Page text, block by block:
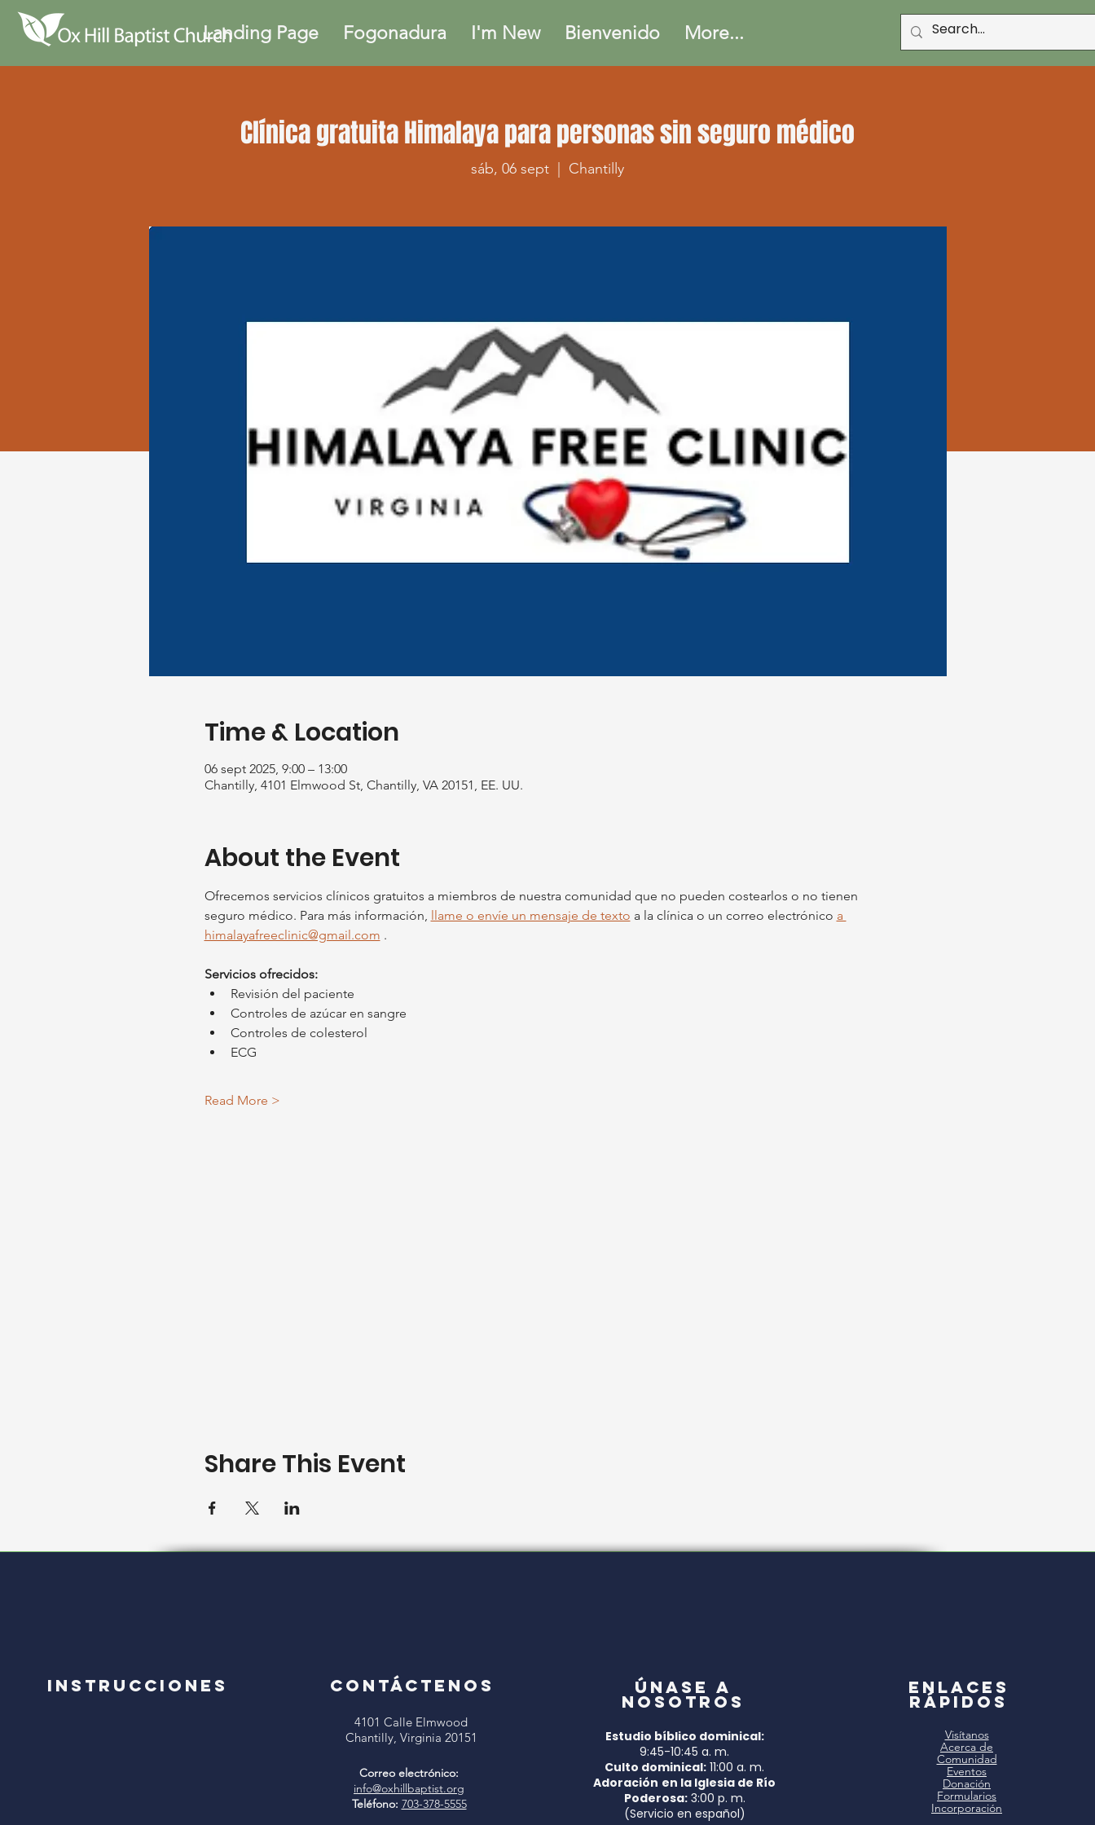
Landing Page Fogonadura I'm New Bienvenido More...
Clínica gratuita Himalaya para personas sin seguro médico
sáb, 06 sept Chantilly
Time & Location
06 sept 2025, 9:00 – 13:00
Chantilly, 4101 Elmwood St, Chantilly, VA 20151, EE. UU.
About the Event
Ofrecemos servicios clínicos gratuitos a miembros de nuestra comunidad que no pueden costearlos o no tienen
seguro médico. Para más información, llame o envíe un mensaje de texto a la clínica o un correo electrónico a
himalayafreeclinic@gmail.com .
Servicios ofrecidos:
Revisión del paciente
Controles de azúcar en sangre
Controles de colesterol
ECG
Read More >
Share This Event
Instrucciones CONTÁCTENOS
4101 Calle Elmwood
Chantilly, Virginia 20151
Correo electrónico:
info@oxhillbaptist.org
Teléfono: 703-378-5555
Únase a
nosotros
Estudio bíblico dominical:
9:45-10:45 a. m.
Culto dominical: 11:00 a. m.
Adoración en la Iglesia de Río
Poderosa:3:00 p. m.
(Servicio en español)
Enlaces
rápidos
Visítanos
Acerca de
Comunidad
Eventos
Donación
Formularios
Incorporación